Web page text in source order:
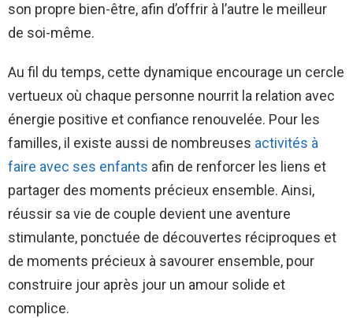
son propre bien-être, afin d’offrir à l’autre le meilleur
de soi-même.
Au fil du temps, cette dynamique encourage un cercle
vertueux où chaque personne nourrit la relation avec
énergie positive et confiance renouvelée. Pour les
familles, il existe aussi de nombreuses activités à
faire avec ses enfants afin de renforcer les liens et
partager des moments précieux ensemble. Ainsi,
réussir sa vie de couple devient une aventure
stimulante, ponctuée de découvertes réciproques et
de moments précieux à savourer ensemble, pour
construire jour après jour un amour solide et
complice.